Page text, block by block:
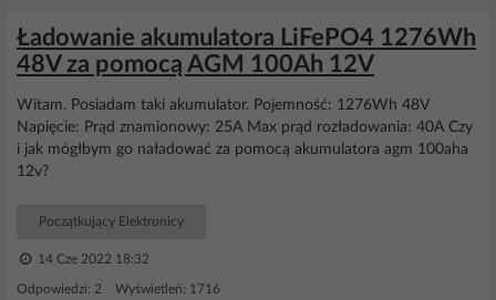
Ładowanie akumulatora LiFePO4 1276Wh
48V za pomocą AGM 100Ah 12V
Witam. Posiadam taki akumulator. Pojemność: 1276Wh 48V
Napięcie: Prąd znamionowy: 25A Max prąd rozładowania: 40A Czy
i jak mógłbym go naładować za pomocą akumulatora agm 100aha
12v?
Początkujący Elektronicy
14 Cze 2022 18:32
Odpowiedzi: 2 Wyświetleń: 1716